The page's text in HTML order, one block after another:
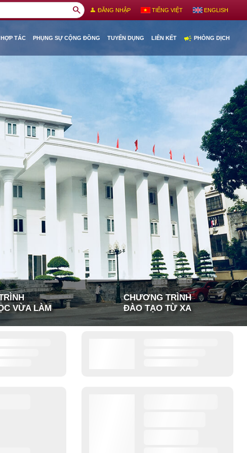
search person ĐĂNG NHẬP TIẾNG VIỆT ENGLISH
HỢP TÁC PHỤNG SỰ CỘNG ĐỒNG TUYỂN DỤNG LIÊN KẾT campaign PHÒNG DỊCH
VỪA LÀM
CHƯƠNG TRÌNH
ĐÀO TẠO TỪ XA